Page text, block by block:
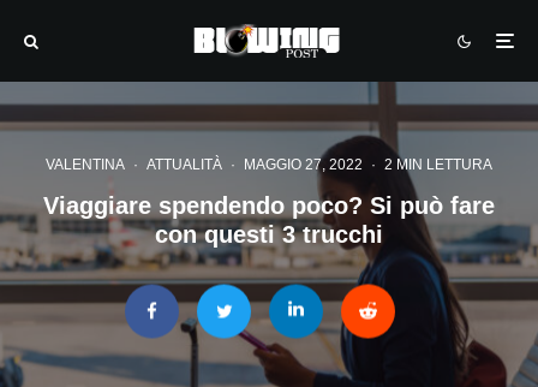
VALENTINA · ATTUALITÀ · MAGGIO 27, 2022 · 2 MIN LETTURA
Viaggiare spendendo poco? Si può fare
con questi 3 trucchi